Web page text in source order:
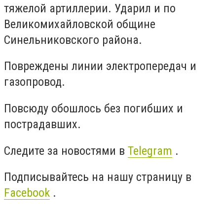
тяжелой артиллерии. Ударил и по
Великомихайловской общине
Синельниковского района.
Повреждены линии электропередач и
газопровод.
Повсюду обошлось без погибших и
пострадавших.
Следите за новостями в Telegram .
Подписывайтесь на нашу страницу в
Facebook .